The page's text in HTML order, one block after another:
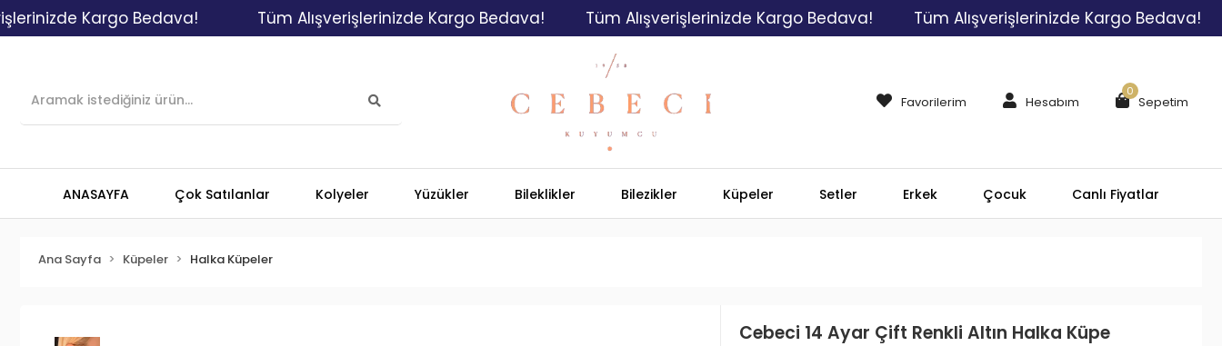
Kargo Bedava! Tüm Alışverişlerinizde Kargo Bedava! Tüm Alışverişlerinizde Kargo Bedava! Tüm Alışverişlerinizde Kargo Bedava!
Favorilerim Hesabım Sepetim
0
ANASAYFA Çok Satılanlar Kolyeler Yüzükler Bileklikler Bilezikler Küpeler Setler Erkek Çocuk Canlı Fiyatlar
Ana Sayfa Küpeler Halka Küpeler
Cebeci 14 Ayar Çift Renkli Altın Halka Küpe